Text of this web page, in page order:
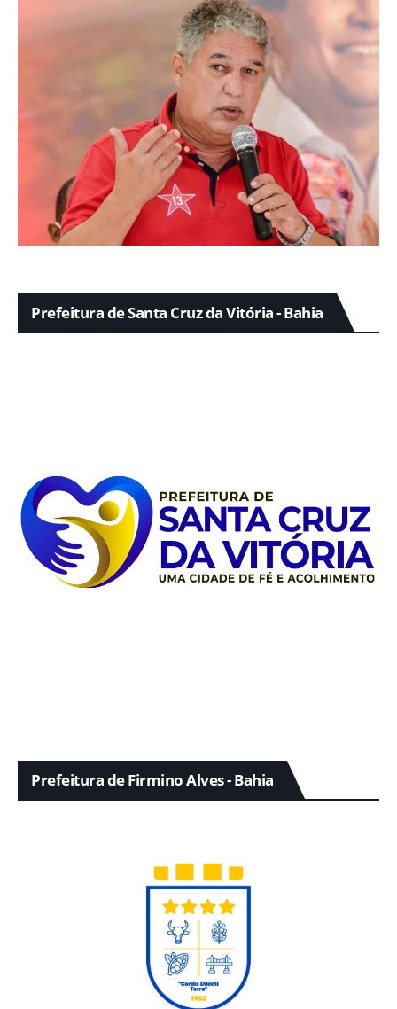
Prefeitura de Santa Cruz da Vitória - Bahia
Prefeitura de Firmino Alves - Bahia